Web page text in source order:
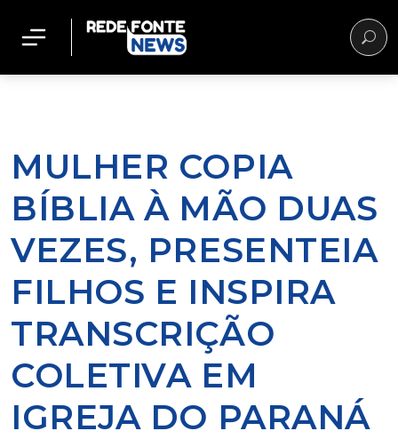
MULHER COPIA
BÍBLIA À MÃO DUAS
VEZES, PRESENTEIA
FILHOS E INSPIRA
TRANSCRIÇÃO
COLETIVA EM
IGREJA DO PARANÁ